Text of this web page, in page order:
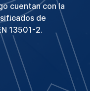
cuentan con la
de
13501-2.